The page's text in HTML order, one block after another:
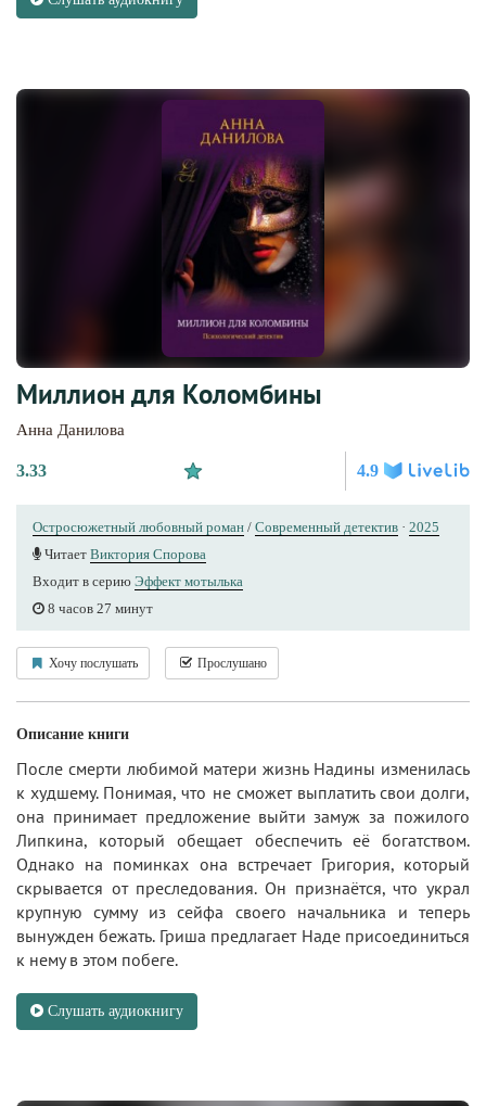
Миллион для Коломбины
Анна Данилова
3.33 4.9
Остросюжетный любовный роман / Современный детектив · 2025
Читает Виктория Спорова
Входит в серию Эффект мотылька
8 часов 27 минут
Хочу послушать Прослушано
Описание книги
После смерти любимой матери жизнь Надины изменилась
к худшему. Понимая, что не сможет выплатить свои долги,
она принимает предложение выйти замуж за пожилого
Липкина, который обещает обеспечить её богатством.
Однако на поминках она встречает Григория, который
скрывается от преследования. Он признаётся, что украл
крупную сумму из сейфа своего начальника и теперь
вынужден бежать. Гриша предлагает Наде присоединиться
к нему в этом побеге.
Слушать аудиокнигу